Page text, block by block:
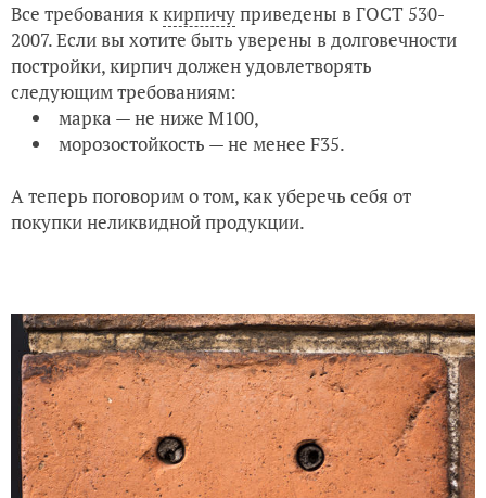
Все требования ккирпичуприведены в ГОСТ 530-
2007. Если вы хотите быть уверены в долговечности
постройки, кирпич должен удовлетворять
следующим требованиям:
марка — не ниже М100,
морозостойкость — не менее F35.
А теперь поговорим о том, как уберечь себя от
покупки неликвидной продукции.